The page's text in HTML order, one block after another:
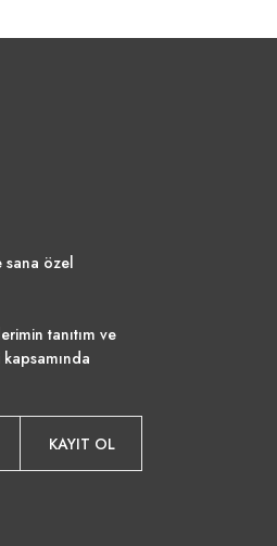
sana özel
tanıtım ve
KAYIT OL